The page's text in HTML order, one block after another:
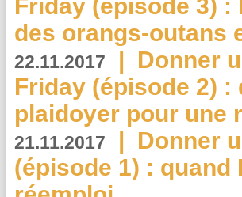
Friday (épisode 3) :
des orangs-outans
22.11.2017 | Donner
Friday (épisode 2)
plaidoyer pour une
21.11.2017 | Donner
(épisode 1) : quand